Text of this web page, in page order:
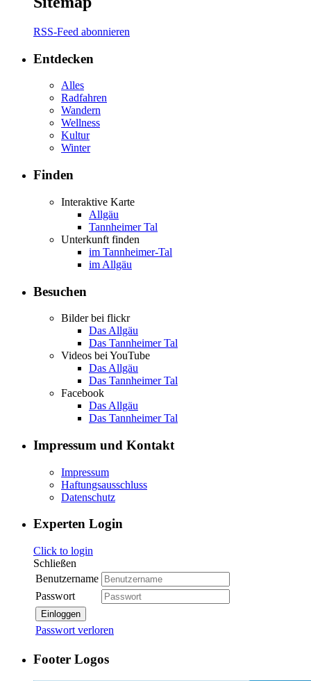
RSS-Feed abonnieren
Entdecken
Alles
Radfahren
Wandern
Wellness
Kultur
Winter
Finden
Interaktive Karte
Allgäu
Tannheimer Tal
Unterkunft finden
im Tannheimer-Tal
im Allgäu
Besuchen
Bilder bei flickr
Das Allgäu
Das Tannheimer Tal
Videos bei YouTube
Das Allgäu
Das Tannheimer Tal
Facebook
Das Allgäu
Das Tannheimer Tal
Impressum und Kontakt
Impressum
Haftungsausschluss
Datenschutz
Experten Login
Click to login
Schließen
Benutzername
Passwort
Einloggen
Passwort verloren
Footer Logos